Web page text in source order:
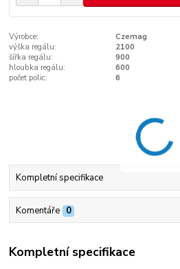
Výrobce:
Czemag
výška regálu:
2100
šířka regálu:
900
hloubka regálu:
600
počet polic:
6
Kompletní specifikace
Komentáře 0
Kompletní specifikace